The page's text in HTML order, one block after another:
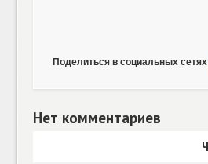
Поделиться в социальных
Нет комментариев